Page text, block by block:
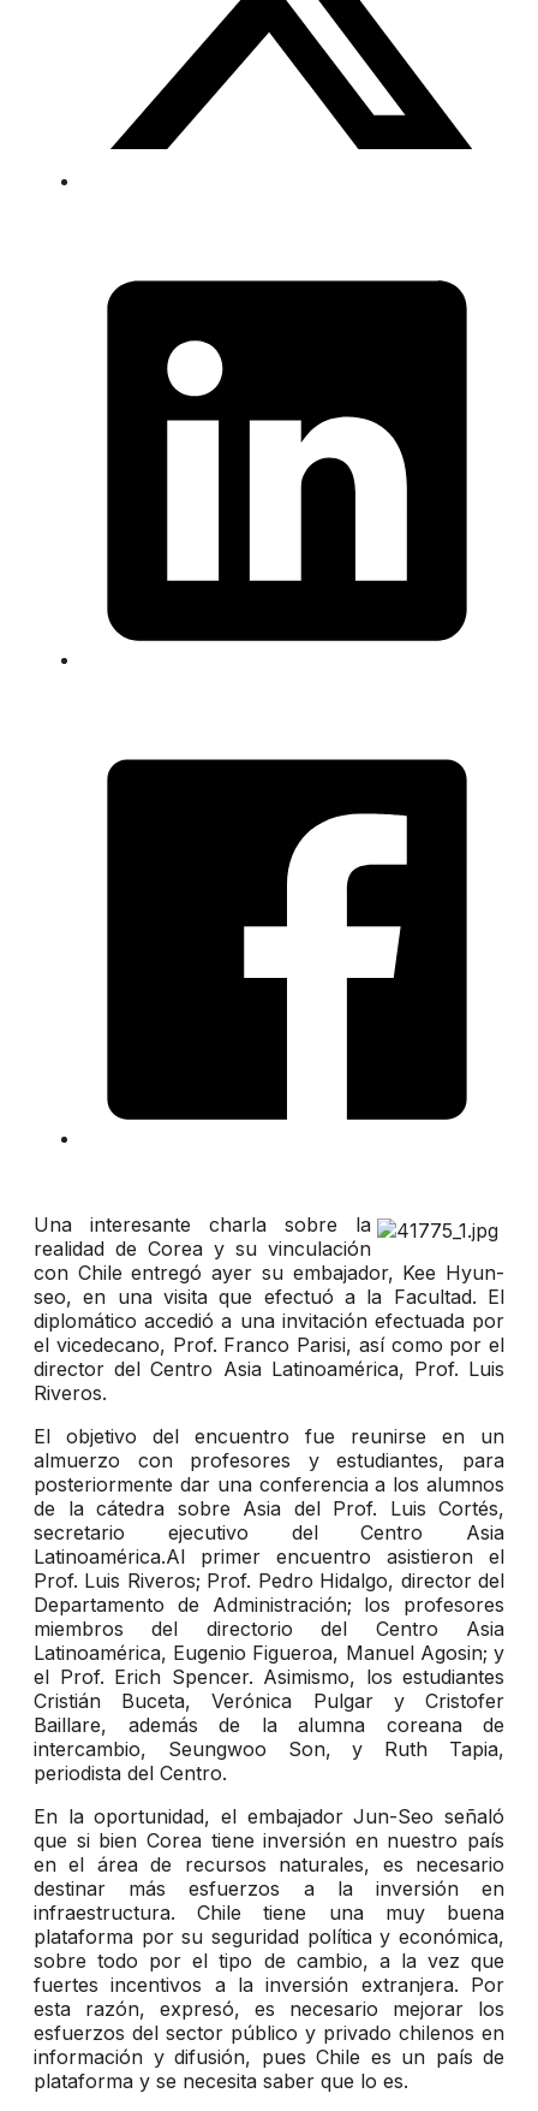
Una interesante charla sobre la
realidad de Corea y su vinculación
con Chile entregó ayer su embajador, Kee Hyun-
seo, en una visita que efectuó a la Facultad. El
diplomático accedió a una invitación efectuada por
el vicedecano, Prof. Franco Parisi, así como por el
director del Centro Asia Latinoamérica, Prof. Luis
Riveros.
El objetivo del encuentro fue reunirse en un
almuerzo con profesores y estudiantes, para
posteriormente dar una conferencia a los alumnos
de la cátedra sobre Asia del Prof. Luis Cortés,
secretario ejecutivo del Centro Asia
Latinoamérica.Al primer encuentro asistieron el
Prof. Luis Riveros; Prof. Pedro Hidalgo, director del
Departamento de Administración; los profesores
miembros del directorio del Centro Asia
Latinoamérica, Eugenio Figueroa, Manuel Agosin; y
el Prof. Erich Spencer. Asimismo, los estudiantes
Cristián Buceta, Verónica Pulgar y Cristofer
Baillare, además de la alumna coreana de
intercambio, Seungwoo Son, y Ruth Tapia,
periodista del Centro.
En la oportunidad, el embajador Jun-Seo señaló
que si bien Corea tiene inversión en nuestro país
en el área de recursos naturales, es necesario
destinar más esfuerzos a la inversión en
infraestructura. Chile tiene una muy buena
plataforma por su seguridad política y económica,
sobre todo por el tipo de cambio, a la vez que
fuertes incentivos a la inversión extranjera. Por
esta razón, expresó, es necesario mejorar los
esfuerzos del sector público y privado chilenos en
información y difusión, pues Chile es un país de
plataforma y se necesita saber que lo es.